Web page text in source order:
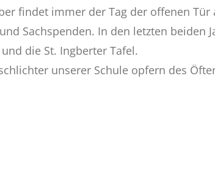
findet immer der Tag der offenen
Sachspenden. In den letzten
die St. Ingberter Tafel.
unserer Schule opfern des